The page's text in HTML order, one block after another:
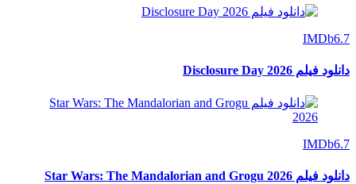
IMDb6.7
دانلود فیلم Disclosure Day 2026
IMDb6.7
دانلود فیلم Star Wars: The Mandalorian and Grogu 2026